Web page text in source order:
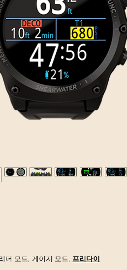
더 모드, 게이지 모드, 프리다이